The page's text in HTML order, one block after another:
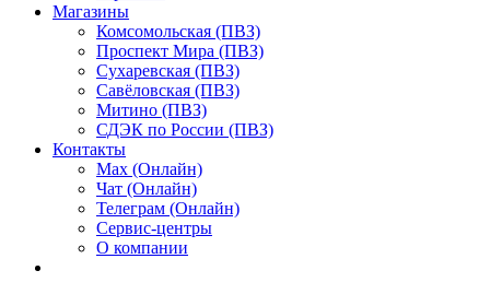
Магазины
Комсомольская (ПВЗ)
Проспект Мира (ПВЗ)
Сухаревская (ПВЗ)
Савёловская (ПВЗ)
Митино (ПВЗ)
СДЭК по России (ПВЗ)
Контакты
Max (Онлайн)
Чат (Онлайн)
Телеграм (Онлайн)
Сервис-центры
О компании